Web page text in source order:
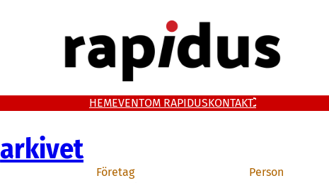
HEMEVENTOM RAPIDUSKONTAKT
arkivet
Företag Person